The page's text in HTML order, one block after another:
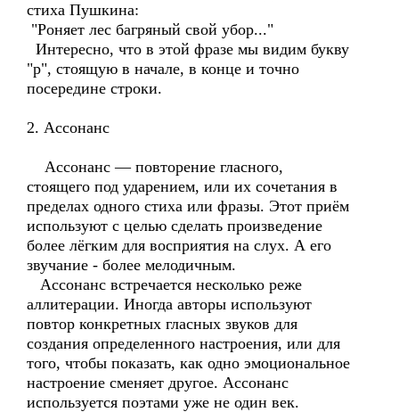
стиха Пушкина:
"Роняет лес багряный свой убор..."
Интересно, что в этой фразе мы видим букву
"р", стоящую в начале, в конце и точно
посередине строки.
2. Ассонанс
Ассонанс — повторение гласного,
стоящего под ударением, или их сочетания в
пределах одного стиха или фразы. Этот приём
используют с целью сделать произведение
более лёгким для восприятия на слух. А его
звучание - более мелодичным.
Ассонанс встречается несколько реже
аллитерации. Иногда авторы используют
повтор конкретных гласных звуков для
создания определенного настроения, или для
того, чтобы показать, как одно эмоциональное
настроение сменяет другое. Ассонанс
используется поэтами уже не один век.